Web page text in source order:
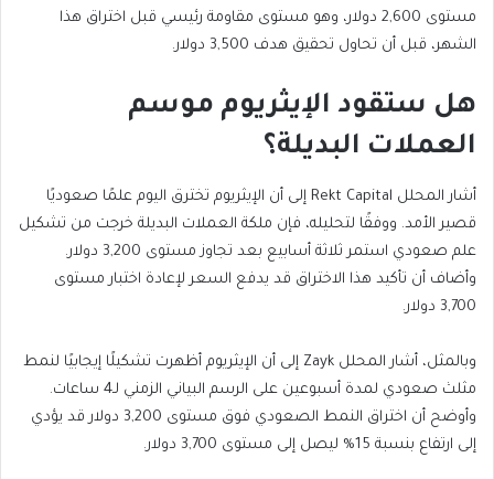
مستوى 2,600 دولار، وهو مستوى مقاومة رئيسي قبل اختراق هذا
الشهر، قبل أن تحاول تحقيق هدف 3,500 دولار.
هل ستقود الإيثريوم موسم
العملات البديلة؟
أشار المحلل Rekt Capital إلى أن الإيثريوم تخترق اليوم علمًا صعوديًا
قصير الأمد. ووفقًا لتحليله، فإن ملكة العملات البديلة خرجت من تشكيل
علم صعودي استمر ثلاثة أسابيع بعد تجاوز مستوى 3,200 دولار.
وأضاف أن تأكيد هذا الاختراق قد يدفع السعر لإعادة اختبار مستوى
3,700 دولار.
وبالمثل، أشار المحلل Zayk إلى أن الإيثريوم أظهرت تشكيلًا إيجابيًا لنمط
مثلث صعودي لمدة أسبوعين على الرسم البياني الزمني لـ4 ساعات.
وأوضح أن اختراق النمط الصعودي فوق مستوى 3,200 دولار قد يؤدي
إلى ارتفاع بنسبة 15% ليصل إلى مستوى 3,700 دولار.